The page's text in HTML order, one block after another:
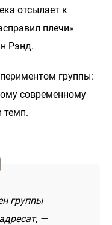
отсылает к
плечи»
Рэнд.
группы:
современному
темп.
группы
—